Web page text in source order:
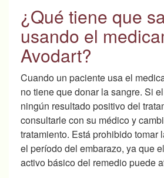
¿Qué tiene que
usando el
Avodart?
Cuando un paciente usa el
no tiene que donar la sangre. Si
ningún resultado positivo del
consultarle con su médico y
tratamiento. Está prohibido tomar
el período del embarazo, ya que
activo básico del remedio puede